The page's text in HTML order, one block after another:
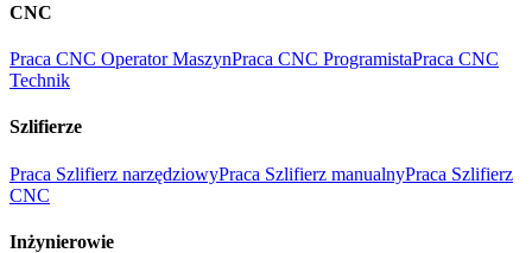
CNC
Praca CNC Operator MaszynPraca CNC ProgramistaPraca CNC
Technik
Szlifierze
Praca Szlifierz narzędziowyPraca Szlifierz manualnyPraca Szlifierz
CNC
Inżynierowie